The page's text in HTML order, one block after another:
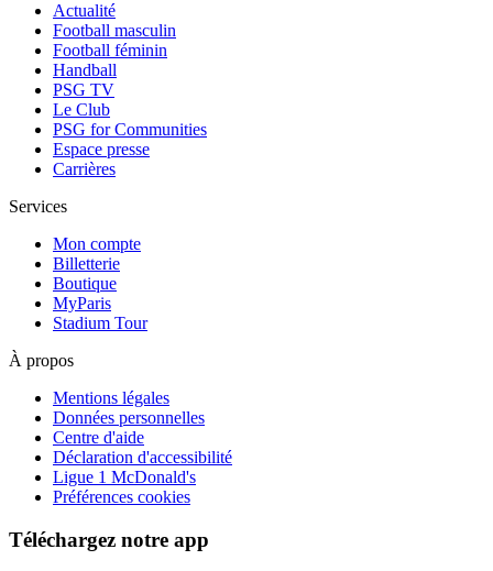
Actualité
Football masculin
Football féminin
Handball
PSG TV
Le Club
PSG for Communities
Espace presse
Carrières
Services
Mon compte
Billetterie
Boutique
MyParis
Stadium Tour
À propos
Mentions légales
Données personnelles
Centre d'aide
Déclaration d'accessibilité
Ligue 1 McDonald's
Préférences cookies
Téléchargez notre app